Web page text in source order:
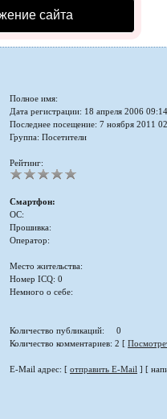
сайта
Полное имя:
Дата регистрации: 18 апреля 2006 09:14
Последнее посещение: 7 ноября 2011
Группа: Посетители
Рейтинг:
Смартфон:
ОС:
Прошивка:
Оператор:
Место жительства:
Номер ICQ: 0
Немного о себе:
Количество публикаций: 0
Количество комментариев: 2 [
E-Mail адрес: [ отправить E-Mail ] [